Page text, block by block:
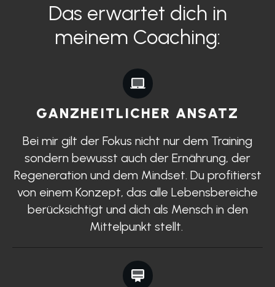
Das erwartet dich in
meinem Coaching:
GANZHEITLICHER ANSATZ
Bei mir gilt der Fokus nicht nur dem Training
sondern bewusst auch der Ernährung, der
Regeneration und dem Mindset. Du profitierst
von einem Konzept, das alle Lebensbereiche
berücksichtigt und dich als Mensch in den
Mittelpunkt stellt.